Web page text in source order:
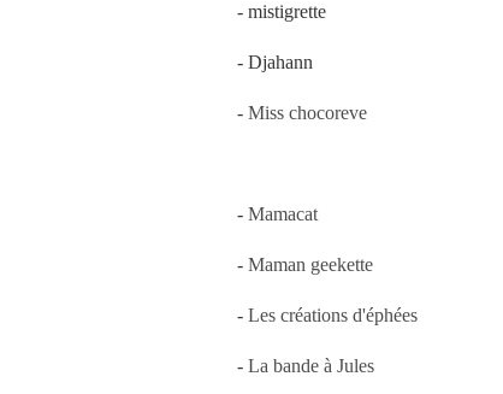
- mistigrette
- Djahann
- Miss chocoreve
- Mamacat
- Maman geekette
- Les créations d'éphées
- La bande à Jules